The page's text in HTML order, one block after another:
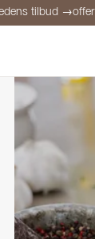
tilbud →offer